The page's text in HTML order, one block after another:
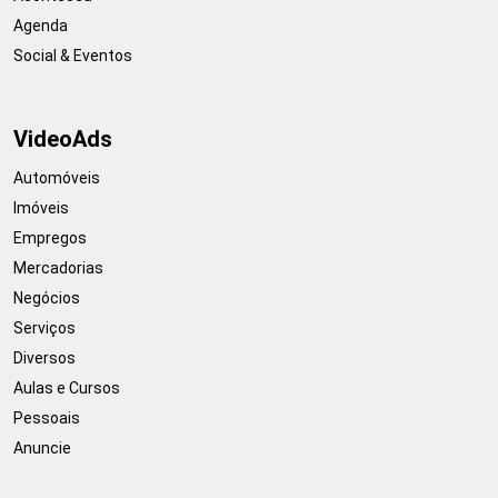
Agenda
Social & Eventos
VideoAds
Automóveis
Imóveis
Empregos
Mercadorias
Negócios
Serviços
Diversos
Aulas e Cursos
Pessoais
Anuncie